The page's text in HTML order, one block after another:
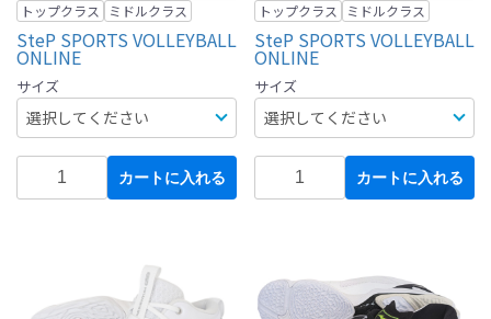
トップクラス
ミドルクラス
SteP SPORTS VOLLEYBALL
ONLINE
サイズ
カートに入れる
トップクラス
ミドルクラス
SteP SPORTS VOLLEYBALL
ONLINE
サイズ
カートに入れる